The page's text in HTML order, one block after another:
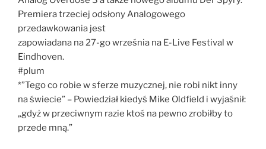
Premiera trzeciej odsłony Analogowego
przedawkowania jest
zapowiadana na 27-go września na E-Live Festival w
Eindhoven.
#plum
*”Tego co robie w sferze muzycznej, nie robi nikt inny
na świecie” – Powiedział kiedyś Mike Oldfield i wyjaśnił:
„gdyż w przeciwnym razie ktoś na pewno zrobiłby to
przede mną.”